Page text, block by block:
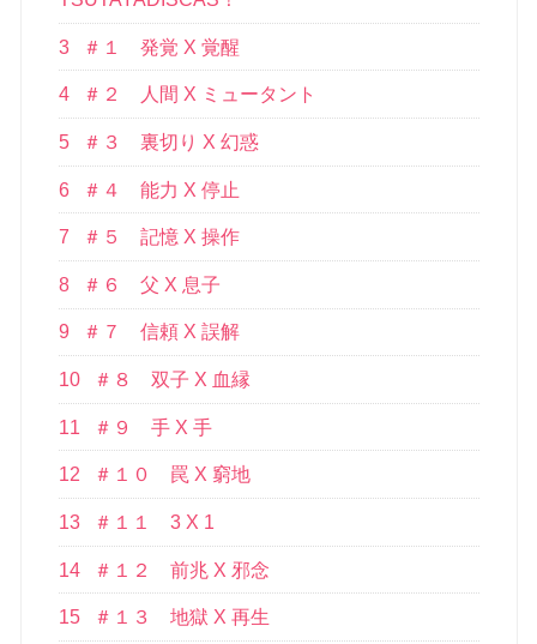
3 ＃１ 発覚 X 覚醒
4 ＃２ 人間 X ミュータント
5 ＃３ 裏切り X 幻惑
6 ＃４ 能力 X 停止
7 ＃５ 記憶 X 操作
8 ＃６ 父 X 息子
9 ＃７ 信頼 X 誤解
10 ＃８ 双子 X 血縁
11 ＃９ 手 X 手
12 ＃１０ 罠 X 窮地
13 ＃１１ 3 X 1
14 ＃１２ 前兆 X 邪念
15 ＃１３ 地獄 X 再生